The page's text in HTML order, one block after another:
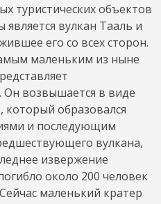
туристических объектов
вулкан Тааль и
его со всех сторон.
маленьким из ныне
Он возвышается в виде
образовался
и последующим
вулкана,
извержение
около 200 человек
маленький кратер